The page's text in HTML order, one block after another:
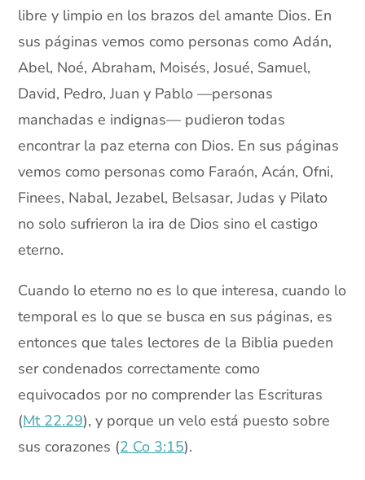
libre y limpio en los brazos del amante Dios. En
sus páginas vemos como personas como Adán,
Abel, Noé, Abraham, Moisés, Josué, Samuel,
David, Pedro, Juan y Pablo —personas
manchadas e indignas— pudieron todas
encontrar la paz eterna con Dios. En sus páginas
vemos como personas como Faraón, Acán, Ofni,
Finees, Nabal, Jezabel, Belsasar, Judas y Pilato
no solo sufrieron la ira de Dios sino el castigo
eterno.
Cuando lo eterno no es lo que interesa, cuando lo
temporal es lo que se busca en sus páginas, es
entonces que tales lectores de la Biblia pueden
ser condenados correctamente como
equivocados por no comprender las Escrituras
(Mt 22.29), y porque un velo está puesto sobre
sus corazones (2 Co 3:15).